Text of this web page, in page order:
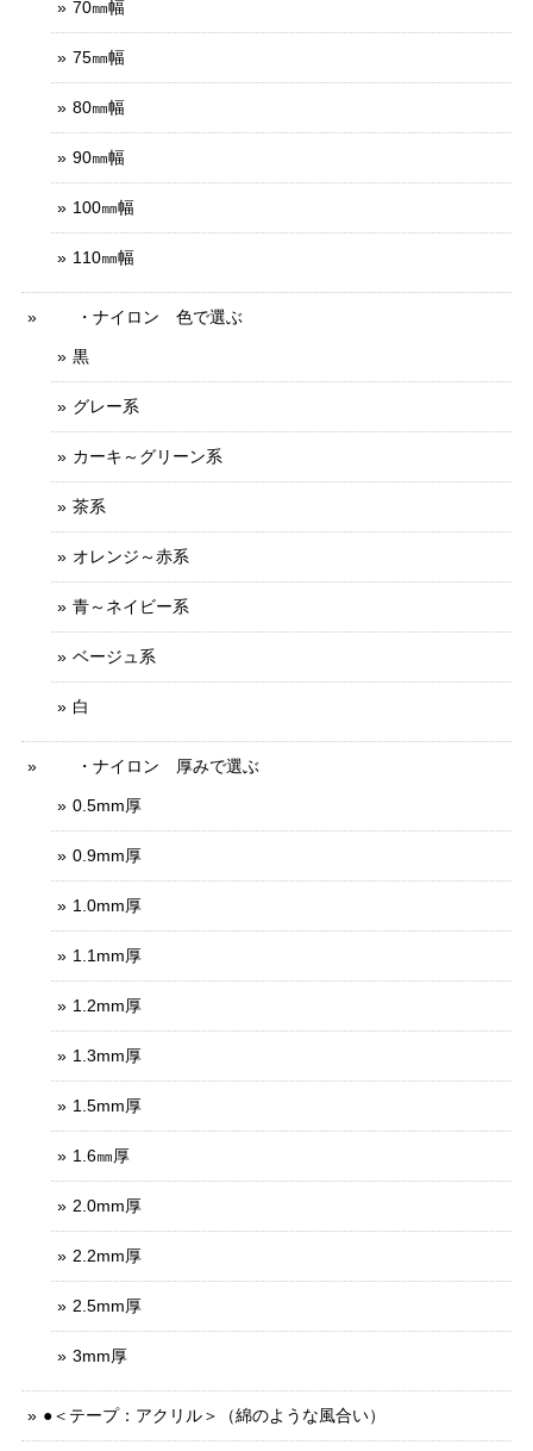
70㎜幅
75㎜幅
80㎜幅
90㎜幅
100㎜幅
110㎜幅
・ナイロン 色で選ぶ
黒
グレー系
カーキ～グリーン系
茶系
オレンジ～赤系
青～ネイビー系
ベージュ系
白
・ナイロン 厚みで選ぶ
0.5mm厚
0.9mm厚
1.0mm厚
1.1mm厚
1.2mm厚
1.3mm厚
1.5mm厚
1.6㎜厚
2.0mm厚
2.2mm厚
2.5mm厚
3mm厚
●＜テープ：アクリル＞（綿のような風合い）